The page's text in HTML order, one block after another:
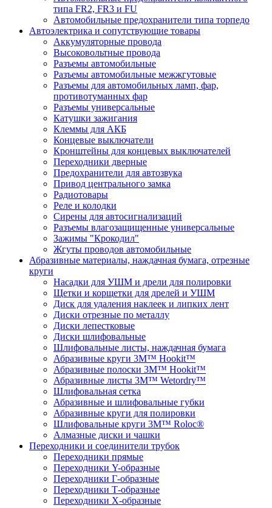
типа FR2, FR3 и FU
Автомобильные предохранители типа торпедо
Автоэлектрика и сопутствующие товары
Аккумуляторные провода
Высоковольтные провода
Разъемы автомобильные
Разъемы автомобильные межжгутовые
Разъемы для автомобильных ламп, фар,
противотуманных фар
Разъемы универсальные
Катушки зажигания
Клеммы для АКБ
Концевые выключатели
Кронштейны для концевых выключателей
Переходники дверные
Предохранители для автозвука
Привод центрального замка
Радиотовары
Реле и колодки
Сирены для автосигнализаций
Разъемы влагозащищенные универсальные
Зажимы "Крокодил"
Жгуты проводов автомобильные
Абразивные материалы, наждачная бумага, отрезные
круги
Насадки для УШМ и дрели для полировки
Щетки и корщетки для дрелей и УШМ
Диск для удаления наклеек и липких лент
Диски отрезные по металлу
Диски лепестковые
Диски шлифовальные
Шлифовальные листы, наждачная бумага
Абразивные круги 3M™ Hookit™
Абразивные полоски 3M™ Hookit™
Абразивные листы 3M™ Wetordry™
Шлифовальная сетка
Абразивные и шлифовальные губки
Абразивные круги для полировки
Шлифовальные круги 3M™ Roloc®
Алмазные диски и чашки
Переходники и соединители трубок
Переходники прямые
Переходники Y-образные
Переходники Г-образные
Переходники Т-образные
Переходники Х-образные